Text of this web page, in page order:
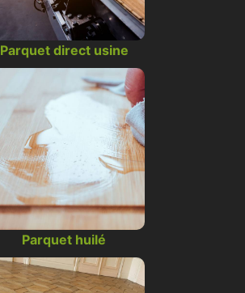
Parquet direct usine
Parquet huilé